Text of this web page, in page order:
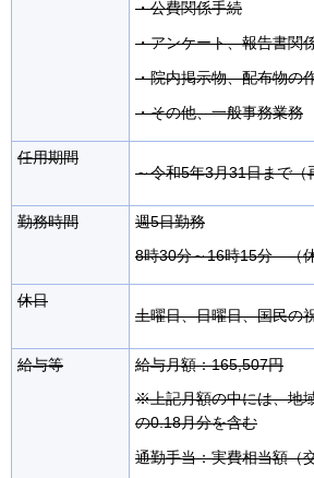
・公費関係手続
・アンケート、報告書関
・院内掲示物、配布物の
・その他、一般事務業務
任用期間
～令和5年3月31日まで（
勤務時間
週5日勤務
8時30分～16時15分 （
休日
土曜日、日曜日、国民の
給与等
給与月額：165,507円
※上記月額の中には、地
の0.18月分を含む
通勤手当：実費相当額（